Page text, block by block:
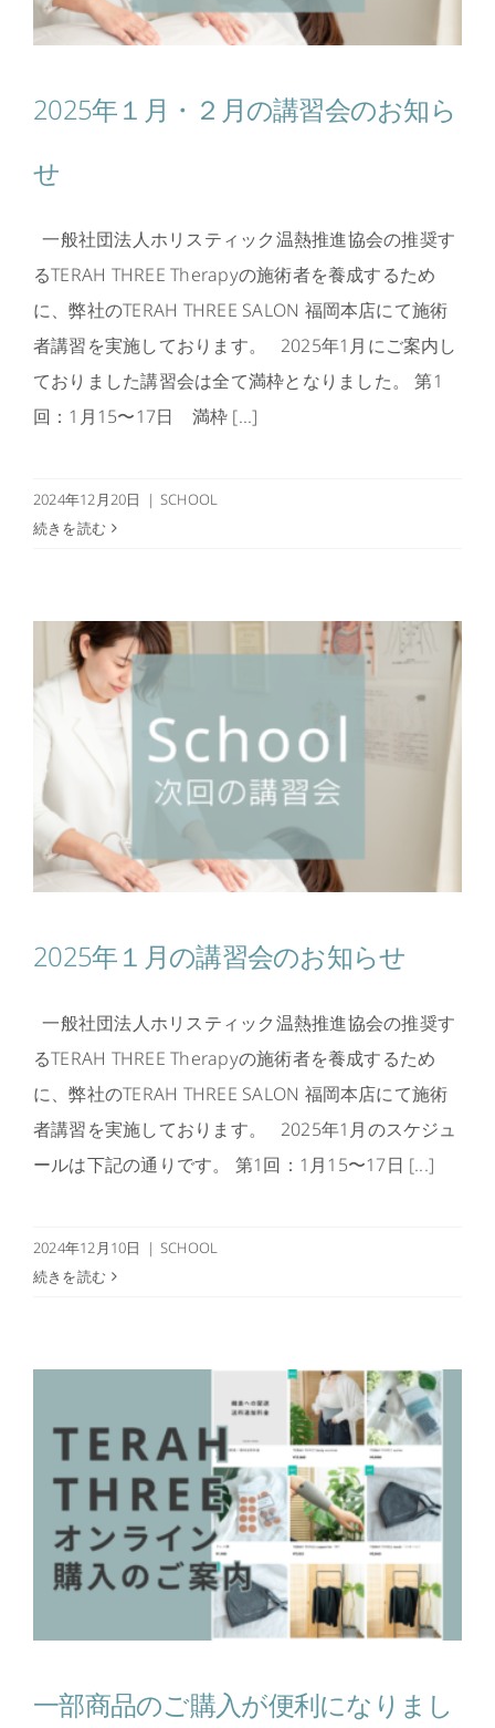
2025年１月・２月の講習会のお知ら
せ
一般社団法人ホリスティック温熱推進協会の推奨す
るTERAH THREE Therapyの施術者を養成するため
に、弊社のTERAH THREE SALON 福岡本店にて施術
者講習を実施しております。 2025年1月にご案内し
ておりました講習会は全て満枠となりました。 第1
回：1月15〜17日 満枠 [...]
2024年12月20日 | SCHOOL
続きを読む
2025年１月の講習会のお知らせ
一般社団法人ホリスティック温熱推進協会の推奨す
るTERAH THREE Therapyの施術者を養成するため
に、弊社のTERAH THREE SALON 福岡本店にて施術
者講習を実施しております。 2025年1月のスケジュ
ールは下記の通りです。 第1回：1月15〜17日 [...]
2024年12月10日 | SCHOOL
続きを読む
一部商品のご購入が便利になりまし